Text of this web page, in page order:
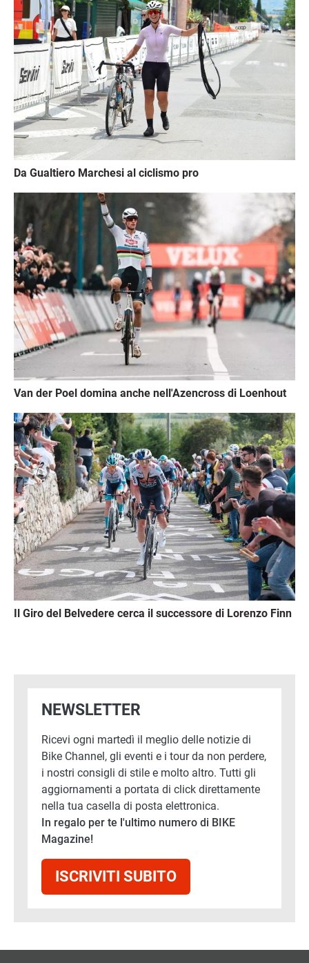
Da Gualtiero Marchesi al ciclismo pro
Van der Poel domina anche nell'Azencross di Loenhout
Immagine
Il Giro del Belvedere cerca il successore di Lorenzo Finn
NEWSLETTER
Ricevi ogni martedì il meglio delle notizie di
Bike Channel, gli eventi e i tour da non perdere,
i nostri consigli di stile e molto altro. Tutti gli
aggiornamenti a portata di click direttamente
nella tua casella di posta elettronica.
In regalo per te l'ultimo numero di BIKE
Magazine!
ISCRIVITI SUBITO